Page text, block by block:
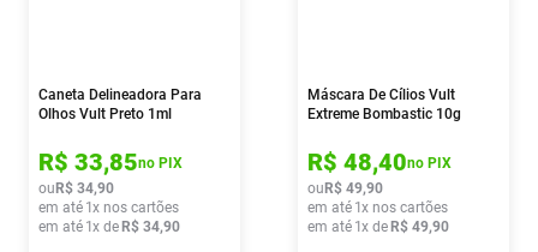
Caneta Delineadora Para
Olhos Vult Preto 1ml
R$ 33,85no PIX
ou R$ 34,90
em até 1x nos cartões
em até 1x de R$ 34,90
Máscara De Cílios Vult
Extreme Bombastic 10g
R$ 48,40no PIX
ou R$ 49,90
em até 1x nos cartões
em até 1x de R$ 49,90